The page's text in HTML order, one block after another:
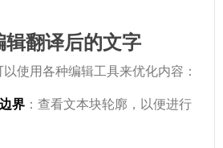
翻译后的文字
使用各种编辑工具来优化内容：
界 ：查看文本块轮廓，以便进行